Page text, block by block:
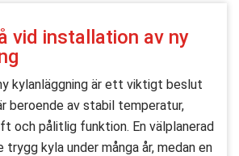
vid installation av ny
kylanläggning är ett viktigt beslut
beroende av stabil temperatur,
och pålitlig funktion. En välplanerad
trygg kyla under många år, medan en